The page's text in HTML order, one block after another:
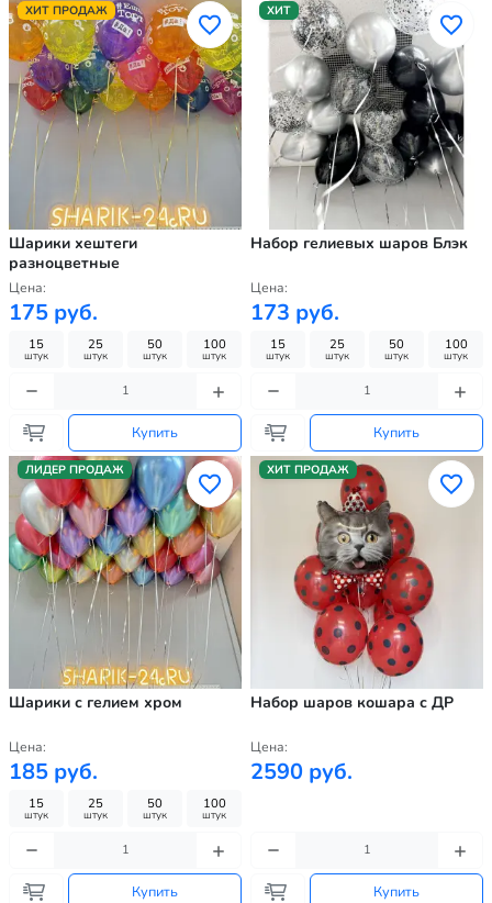
ХИТ ПРОДАЖ
Шарики хештеги
разноцветные
Цена:
175 руб.
15
штук
25
штук
50
штук
100
штук
Купить
ХИТ
Набор гелиевых шаров Блэк
Цена:
173 руб.
15
штук
25
штук
50
штук
100
штук
Купить
ЛИДЕР ПРОДАЖ
Шарики с гелием хром
Цена:
185 руб.
15
штук
25
штук
50
штук
100
штук
Купить
ХИТ ПРОДАЖ
Набор шаров кошара с ДР
Цена:
2590 руб.
Купить